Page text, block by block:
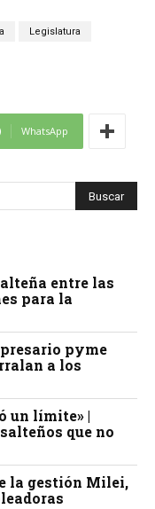
Legislatura
WhatsApp
entre las
para la
pyme
a los
un límite» |
que no
la gestión Milei,